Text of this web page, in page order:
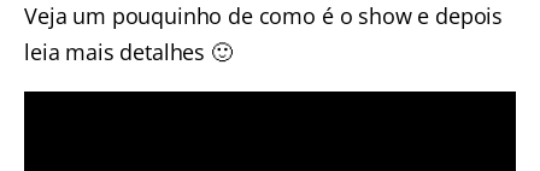
Veja um pouquinho de como é o show e depois
leia mais detalhes 🙂